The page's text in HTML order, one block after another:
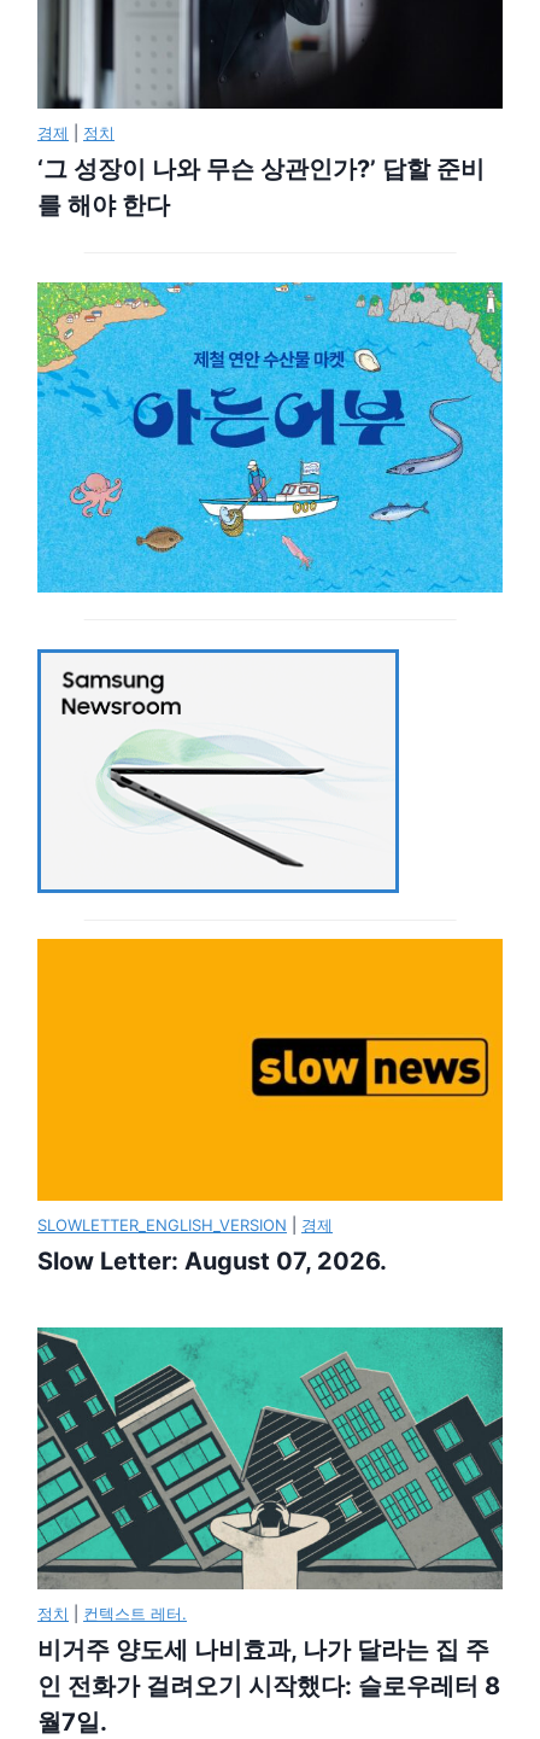
경제 정치
‘그 성장이 나와 무슨 상관인가?’ 답할 준비
를 해야 한다
SLOWLETTER_ENGLISH_VERSION 경제
Slow Letter: August 07, 2026.
정치 컨텍스트 레터.
비거주 양도세 나비효과, 나가 달라는 집 주
인 전화가 걸려오기 시작했다: 슬로우레터 8
월7일.